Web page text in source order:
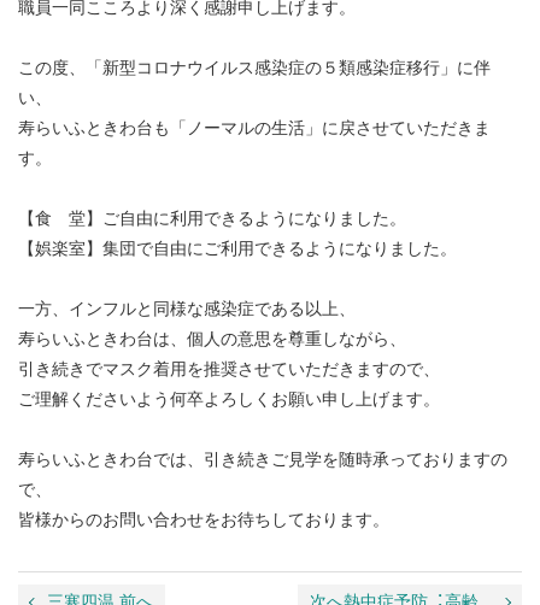
職員一同こころより深く感謝申し上げます。
この度、「新型コロナウイルス感染症の５類感染症移行」に伴
い、
寿らいふときわ台も「ノーマルの生活」に戻させていただきま
す。
【食 堂】ご自由に利用できるようになりました。
【娯楽室】集団で自由にご利用できるようになりました。
一方、インフルと同様な感染症である以上、
寿らいふときわ台は、個人の意思を尊重しながら、
引き続きでマスク着用を推奨させていただきますので、
ご理解くださいよう何卒よろしくお願い申し上げます。
寿らいふときわ台では、引き続きご見学を随時承っておりますの
で、
皆様からのお問い合わせをお待ちしております。